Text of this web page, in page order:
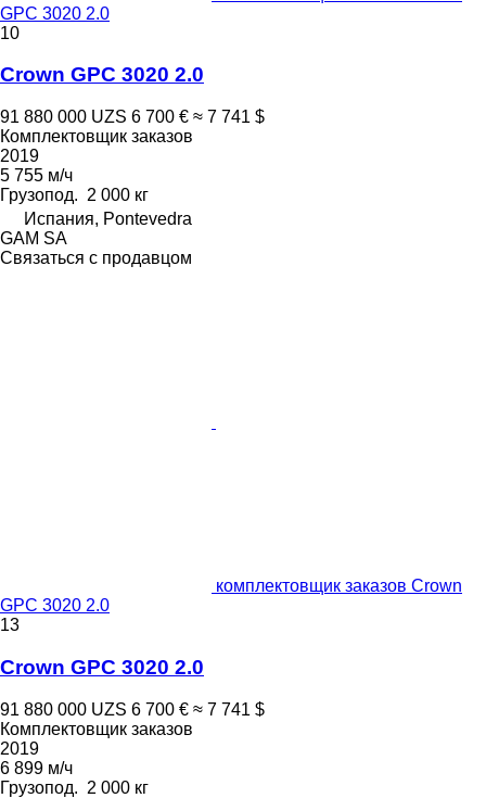
GPC 3020 2.0
10
Crown GPC 3020 2.0
91 880 000 UZS 6 700 € ≈ 7 741 $
Комплектовщик заказов
2019
5 755 м/ч
Грузопод. 2 000 кг
Испания, Pontevedra
GAM SA
Связаться с продавцом
комплектовщик заказов Crown
GPC 3020 2.0
13
Crown GPC 3020 2.0
91 880 000 UZS 6 700 € ≈ 7 741 $
Комплектовщик заказов
2019
6 899 м/ч
Грузопод. 2 000 кг